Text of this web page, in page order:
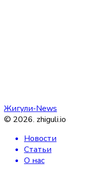
Жигули-News
© 2026. zhiguli.io
Новости
Статьи
О нас